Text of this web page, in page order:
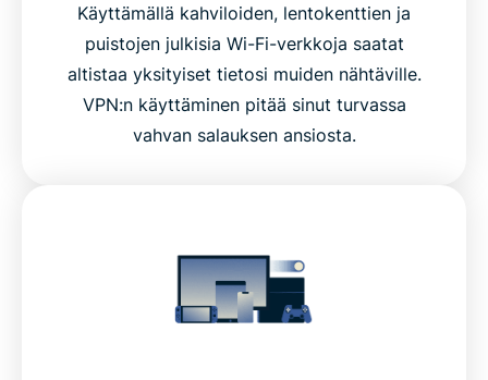
Käyttämällä kahviloiden, lentokenttien ja
puistojen julkisia Wi-Fi-verkkoja saatat
altistaa yksityiset tietosi muiden nähtäville.
VPN:n käyttäminen pitää sinut turvassa
vahvan salauksen ansiosta.